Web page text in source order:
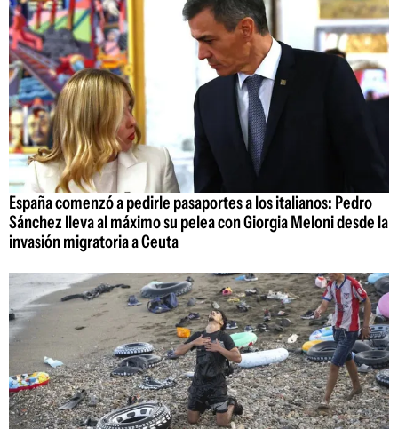
España comenzó a pedirle pasaportes a los italianos: Pedro
Sánchez lleva al máximo su pelea con Giorgia Meloni desde la
invasión migratoria a Ceuta